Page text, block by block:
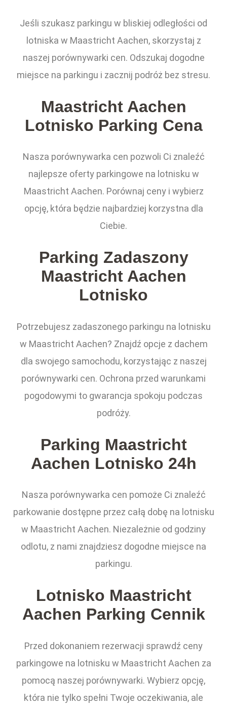
Jeśli szukasz parkingu w bliskiej odległości od
lotniska w Maastricht Aachen, skorzystaj z
naszej porównywarki cen. Odszukaj dogodne
miejsce na parkingu i zacznij podróż bez stresu.
Maastricht Aachen
Lotnisko Parking Cena
Nasza porównywarka cen pozwoli Ci znaleźć
najlepsze oferty parkingowe na lotnisku w
Maastricht Aachen. Porównaj ceny i wybierz
opcję, która będzie najbardziej korzystna dla
Ciebie.
Parking Zadaszony
Maastricht Aachen
Lotnisko
Potrzebujesz zadaszonego parkingu na lotnisku
w Maastricht Aachen? Znajdź opcje z dachem
dla swojego samochodu, korzystając z naszej
porównywarki cen. Ochrona przed warunkami
pogodowymi to gwarancja spokoju podczas
podróży.
Parking Maastricht
Aachen Lotnisko 24h
Nasza porównywarka cen pomoże Ci znaleźć
parkowanie dostępne przez całą dobę na lotnisku
w Maastricht Aachen. Niezależnie od godziny
odlotu, z nami znajdziesz dogodne miejsce na
parkingu.
Lotnisko Maastricht
Aachen Parking Cennik
Przed dokonaniem rezerwacji sprawdź ceny
parkingowe na lotnisku w Maastricht Aachen za
pomocą naszej porównywarki. Wybierz opcję,
która nie tylko spełni Twoje oczekiwania, ale